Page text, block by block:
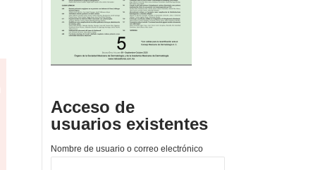
Acceso de
usuarios existentes
Nombre de usuario o correo electrónico